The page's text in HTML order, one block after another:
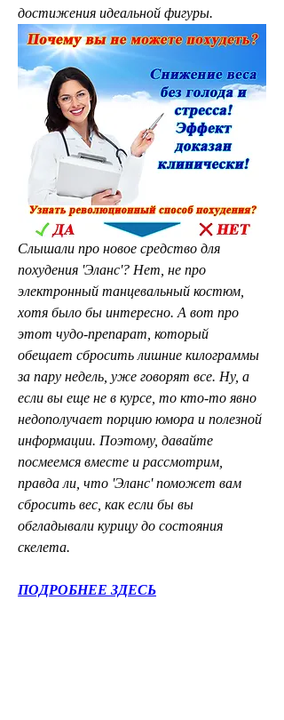
достижения идеальной фигуры.
Слышали про новое средство для
похудения 'Эланс'? Нет, не про
электронный танцевальный костюм,
хотя было бы интересно. А вот про
этот чудо-препарат, который
обещает сбросить лишние килограммы
за пару недель, уже говорят все. Ну, а
если вы еще не в курсе, то кто-то явно
недополучает порцию юмора и полезной
информации. Поэтому, давайте
посмеемся вместе и рассмотрим,
правда ли, что 'Эланс' поможет вам
сбросить вес, как если бы вы
обгладывали курицу до состояния
скелета.
ПОДРОБНЕЕ ЗДЕСЬ